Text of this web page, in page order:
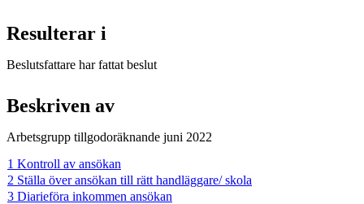
Resulterar i
Beslutsfattare har fattat beslut
Beskriven av
Arbetsgrupp tillgodoräknande juni 2022
1 Kontroll av ansökan
2 Ställa över ansökan till rätt handläggare/ skola
3 Diarieföra inkommen ansökan